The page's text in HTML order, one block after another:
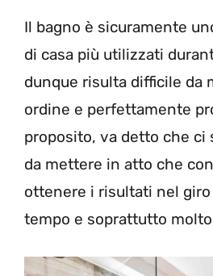
Il bagno è sicuramente
di casa più utilizzati
dunque risulta difficile da
ordine e perfettamente
proposito, va detto che ci
da mettere in atto che
ottenere i risultati nel
tempo e soprattutto